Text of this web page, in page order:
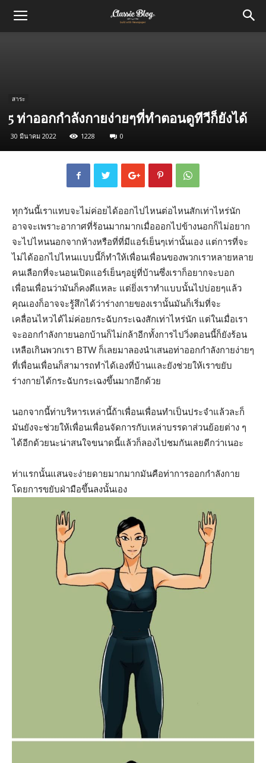
สาระ
5 ท่าออกกำลังกายง่ายๆที่ทำตอนดูทีวีก็ยังได้
30 มีนาคม 2022 1228 0
ทุกวันนี้เราแทบจะไม่ค่อยได้ออกไปไหนต่อไหนสักเท่าไหร่นัก
อาจจะเพราะอากาศที่ร้อนมากมากเมื่อออกไปข้างนอกก็ไม่อยาก
จะไปไหนนอกจากห้างหรือที่ที่มีแอร์เย็นๆเท่านั้นเอง แต่การที่จะ
ไม่ได้ออกไปไหนแบบนี้ก็ทำให้เพื่อนเพื่อนของพวกเราหลายหลาย
คนเลือกที่จะนอนเปิดแอร์เย็นๆอยู่ที่บ้านซึ่งเราก็อยากจะบอก
เพื่อนเพื่อนว่ามันก็คงดีแหละ แต่ยิ่งเราทำแบบนั้นไปบ่อยๆแล้ว
คุณเองก็อาจจะรู้สึกได้ว่าร่างกายของเรานั้นมันก็เริ่มที่จะ
เคลื่อนไหวได้ไม่ค่อยกระฉับกระเฉงสักเท่าไหร่นัก แต่ในเมื่อเรา
จะออกกำลังกายนอกบ้านก็ไม่กล้าอีกทั้งการไปวิ่งตอนนี้ก็ยังร้อน
เหลือเกินพวกเรา BTW ก็เลยมาลองนำเสนอท่าออกกำลังกายง่ายๆ
ที่เพื่อนเพื่อนก็สามารถทำได้เองที่บ้านและยังช่วยให้เราขยับ
ร่างกายได้กระฉับกระเฉงขึ้นมากอีกด้วย
นอกจากนี้ท่าบริหารเหล่านี้ถ้าเพื่อนเพื่อนทำเป็นประจำแล้วละก็
มันยังจะช่วยให้เพื่อนเพื่อนจัดการกับเหล่าบรรดาส่วนย้อยต่าง ๆ
ได้อีกด้วยนะน่าสนใจขนาดนี้แล้วก็ลองไปชมกันเลยดีกว่าเนอะ
ท่าแรกนั้นแสนจะง่ายดายมากมากมันคือท่าการออกกำลังกาย
โดยการขยับฝ่ามือขึ้นลงนั้นเอง